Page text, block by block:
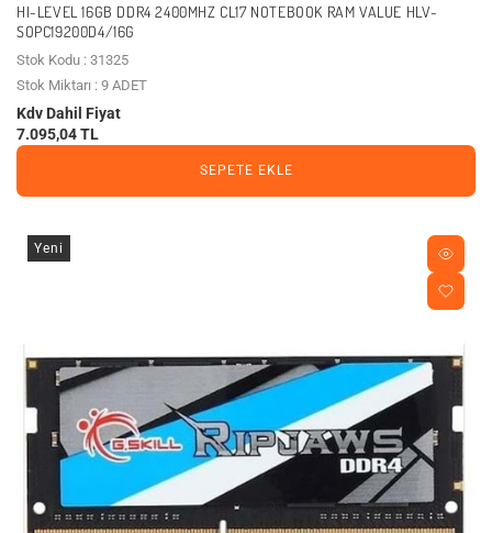
HI-LEVEL 16GB DDR4 2400MHZ CL17 NOTEBOOK RAM VALUE HLV-
SOPC19200D4/16G
Stok Kodu : 31325
Stok Miktarı : 9 ADET
Kdv Dahil Fiyat
7.095,04 TL
SEPETE EKLE
Yeni